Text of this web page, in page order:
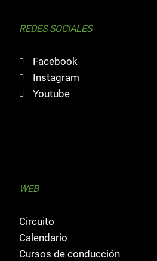
REDES SOCIALES
Facebook
Instagram
Youtube
WEB
Circuito
Calendario
Cursos de conducción